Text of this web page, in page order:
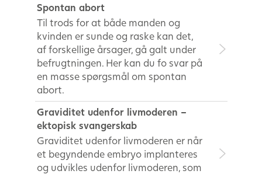
Spontan abort
Til trods for at både manden og
kvinden er sunde og raske kan det,
af forskellige årsager, gå galt under
befrugtningen. Her kan du fo svar på
en masse spørgsmål om spontan
abort.
Graviditet udenfor livmoderen –
ektopisk svangerskab
Graviditet udenfor livmoderen er når
et begyndende embryo implanteres
og udvikles udenfor livmoderen, som